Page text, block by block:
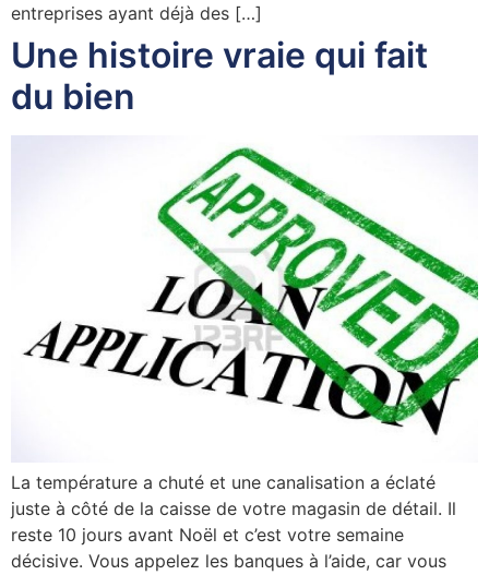
entreprises ayant déjà des […]
Une histoire vraie qui fait
du bien
La température a chuté et une canalisation a éclaté
juste à côté de la caisse de votre magasin de détail. Il
reste 10 jours avant Noël et c’est votre semaine
décisive. Vous appelez les banques à l’aide, car vous